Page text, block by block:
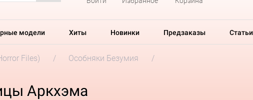
модели Хиты Новинки Предзаказы Статьи
Files)
Особняки Безумия
Аркхэма